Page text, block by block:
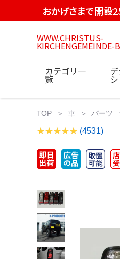
おかげさまで開設
WWW.CHRISTUS-
KIRCHENGEMEINDE-
カテゴリ一
覧 シ
TOP 車 パーツ
(4531)